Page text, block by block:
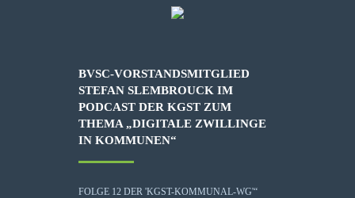
BVSC-VORSTANDSMITGLIED
STEFAN SLEMBROUCK IM
PODCAST DER KGST ZUM
THEMA „DIGITALE ZWILLINGE
IN KOMMUNEN“
FOLGE 12 DER 'KGST-KOMMUNAL-WG'“